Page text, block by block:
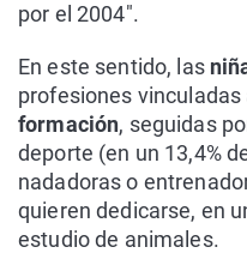
por el 2004".
En este sentido, las
profesiones vinculadas
formación, seguidas
deporte (en un 13,4%
nadadoras o
quieren dedicarse, en
estudio de animales.